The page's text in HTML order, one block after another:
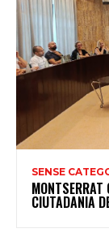
SENSE
MONTSERRAT
CIUTADANIA